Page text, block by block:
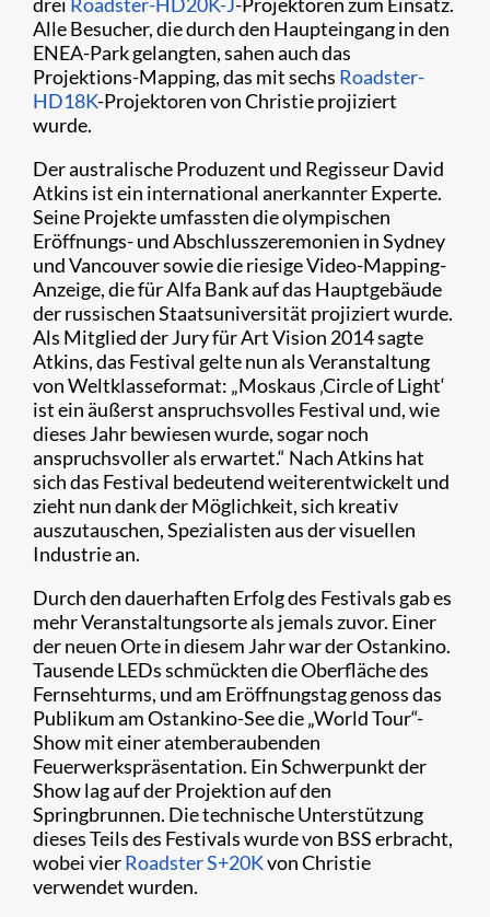
Alle Besucher, die durch den Haupteingang in den
ENEA-Park gelangten, sahen auch das
Projektions-Mapping, das mit sechs Roadster-
HD18K-Projektoren von Christie projiziert
wurde.
Der australische Produzent und Regisseur David
Atkins ist ein international anerkannter Experte.
Seine Projekte umfassten die olympischen
Eröffnungs- und Abschlusszeremonien in Sydney
und Vancouver sowie die riesige Video-Mapping-
Anzeige, die für Alfa Bank auf das Hauptgebäude
der russischen Staatsuniversität projiziert wurde.
Als Mitglied der Jury für Art Vision 2014 sagte
Atkins, das Festival gelte nun als Veranstaltung
von Weltklasseformat: „Moskaus ‚Circle of Light‘
ist ein äußerst anspruchsvolles Festival und, wie
dieses Jahr bewiesen wurde, sogar noch
anspruchsvoller als erwartet.“ Nach Atkins hat
sich das Festival bedeutend weiterentwickelt und
zieht nun dank der Möglichkeit, sich kreativ
auszutauschen, Spezialisten aus der visuellen
Industrie an.
Durch den dauerhaften Erfolg des Festivals gab es
mehr Veranstaltungsorte als jemals zuvor. Einer
der neuen Orte in diesem Jahr war der Ostankino.
Tausende LEDs schmückten die Oberfläche des
Fernsehturms, und am Eröffnungstag genoss das
Publikum am Ostankino-See die „World Tour“-
Show mit einer atemberaubenden
Feuerwerkspräsentation. Ein Schwerpunkt der
Show lag auf der Projektion auf den
Springbrunnen. Die technische Unterstützung
dieses Teils des Festivals wurde von BSS erbracht,
wobei vierRoadster S+20Kvon Christie
verwendet wurden.